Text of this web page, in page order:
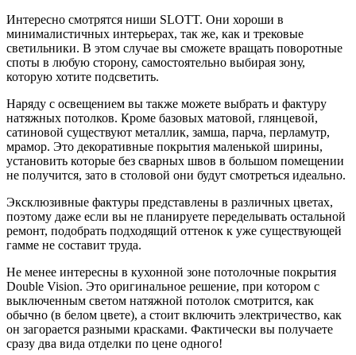
Интересно смотрятся ниши SLOTT. Они хороши в
минималистичных интерьерах, так же, как и трековые
светильники. В этом случае вы сможете вращать поворотные
споты в любую сторону, самостоятельно выбирая зону,
которую хотите подсветить.
Наряду с освещением вы также можете выбрать и фактуру
натяжных потолков. Кроме базовых матовой, глянцевой,
сатиновой существуют металлик, замша, парча, перламутр,
мрамор. Это декоративные покрытия маленькой ширины,
установить которые без сварных швов в большом помещении
не получится, зато в столовой они будут смотреться идеально.
Эксклюзивные фактуры представлены в различных цветах,
поэтому даже если вы не планируете переделывать остальной
ремонт, подобрать подходящий оттенок к уже существующей
гамме не составит труда.
Не менее интересны в кухонной зоне потолочные покрытия
Double Vision. Это оригинальное решение, при котором с
выключенным светом натяжной потолок смотрится, как
обычно (в белом цвете), а стоит включить электричество, как
он загорается разными красками. Фактически вы получаете
сразу два вида отделки по цене одного!